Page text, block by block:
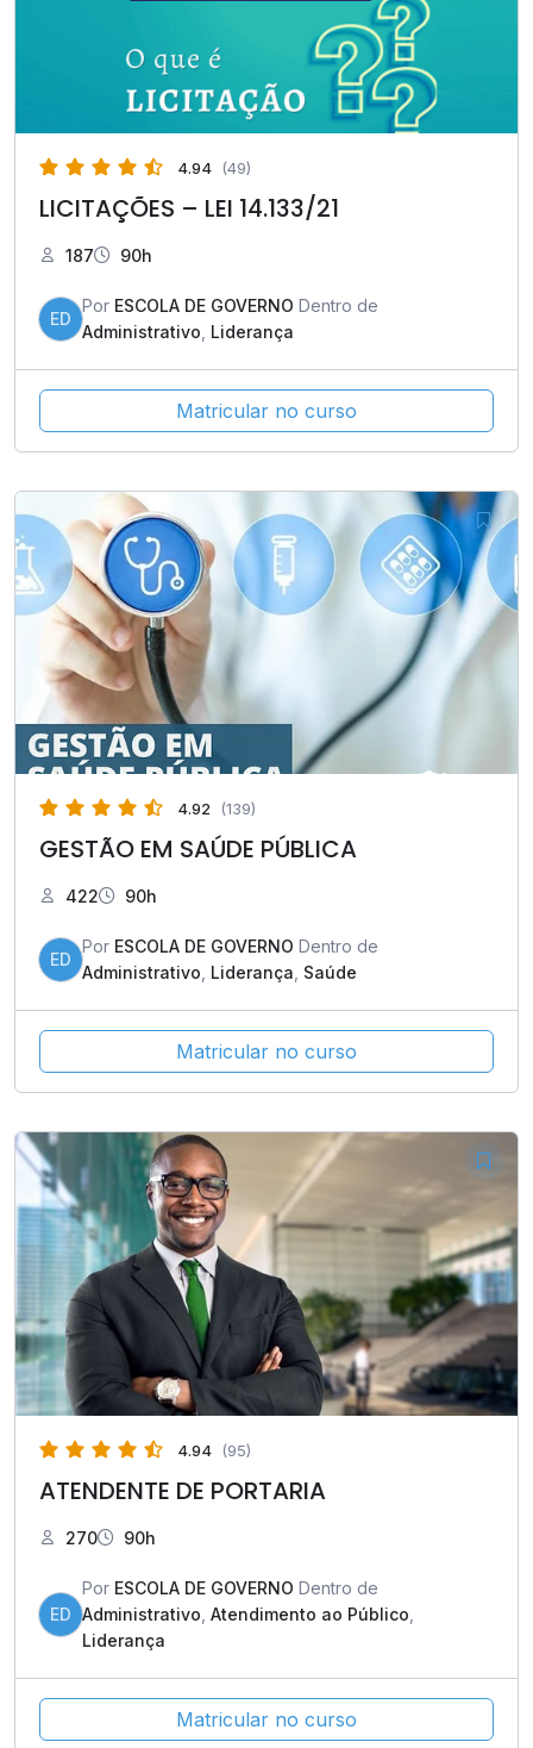
4.94 (49)
LICITAÇÕES – LEI 14.133/21
187 90h
ED
Por ESCOLA DE GOVERNO Dentro de
Administrativo Liderança
Matricular no curso
4.92 (139)
GESTÃO EM SAÚDE PÚBLICA
422 90h
ED
Por ESCOLA DE GOVERNO Dentro de
Administrativo, Liderança, Saúde
Matricular no curso
4.94 (95)
ATENDENTE DE PORTARIA
270 90h
ED
Por ESCOLA DE GOVERNO Dentro de
Administrativo Atendimento ao Público
Liderança
Matricular no curso